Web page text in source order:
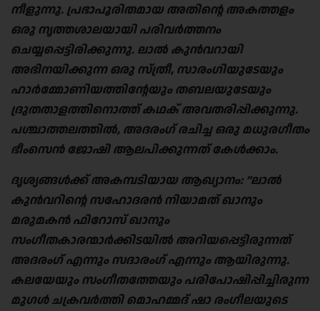
നീളുന്നു. പ്രഭാപൂരിതമായ അതിന്റെ അകത്തളം
ഒരു നൃത്തശാലയായി പരിവർത്തനം
ചെയ്യപ്പെട്ടിരിക്കുന്നു. ലാൽ കുൻ‌വറായി
അഭിനയിക്കുന്ന ഒരു സ്ത്രീ, സാരംഗിയുടേയും
ഹാർമ്മോണിയത്തിന്റേയും തബലയുടേയും
ദ്രുതതാളത്തിനൊത്ത് കഥക് അവതരിപ്പിക്കുന്നു.
പശ്ചാത്തലത്തിൽ, അദരംഗ് രചിച്ച ഒരു മധുരഗീതം
ഭീംസെൻ ജോഷി ആലപിക്കുന്നത് കേൾക്കാം.
ദൃശ്യങ്ങൾക്ക് അകമ്പടിയായ ആഖ്യാനം: “ലാൽ
കുൻ‌വറിന്റെ സഹോദരൻ നിയാമത് ഖാനും
മരുമകൻ ഫിറോസ് ഖാനും
സംഗീതകാരന്മാർക്കിടയിൽ അറിയപ്പെട്ടിരുന്നത്
അദരംഗ് എന്നും സദാരംഗ് എന്നും ആയിരുന്നു.
കലയേയും സംഗീതത്തേയും പരിപോഷിപ്പിച്ചിരുന്ന
മുഗൾ ചക്രവർത്തി മൊഹമ്മദ് ഷാ രംഗീലയുടെ